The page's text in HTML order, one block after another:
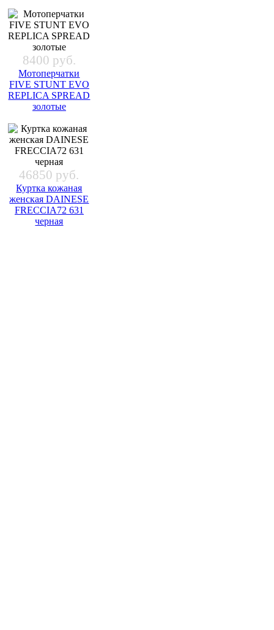
8400 руб.
Мотоперчатки
FIVE STUNT EVO
REPLICA SPREAD
золотые
46850 руб.
Куртка кожаная
женская DAINESE
FRECCIA72 631
черная